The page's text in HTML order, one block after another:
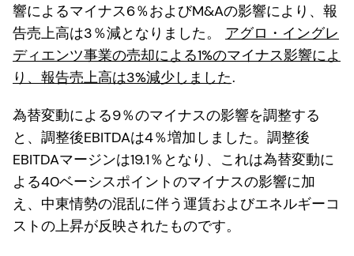
響によるマイナス6％およびM&Aの影響により、報
告売上高は3％減となりました。 アグロ・イングレ
ディエンツ事業の売却による1%のマイナス影響によ
り、報告売上高は3%減少しました.
為替変動による9％のマイナスの影響を調整する
と、調整後EBITDAは4％増加しました。調整後
EBITDAマージンは19.1％となり、これは為替変動に
よる40ベーシスポイントのマイナスの影響に加
え、中東情勢の混乱に伴う運賃およびエネルギーコ
ストの上昇が反映されたものです。